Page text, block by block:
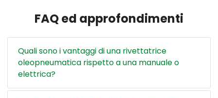
FAQ ed approfondimenti
Quali sono i vantaggi di una rivettatrice
oleopneumatica rispetto a una manuale o
elettrica?